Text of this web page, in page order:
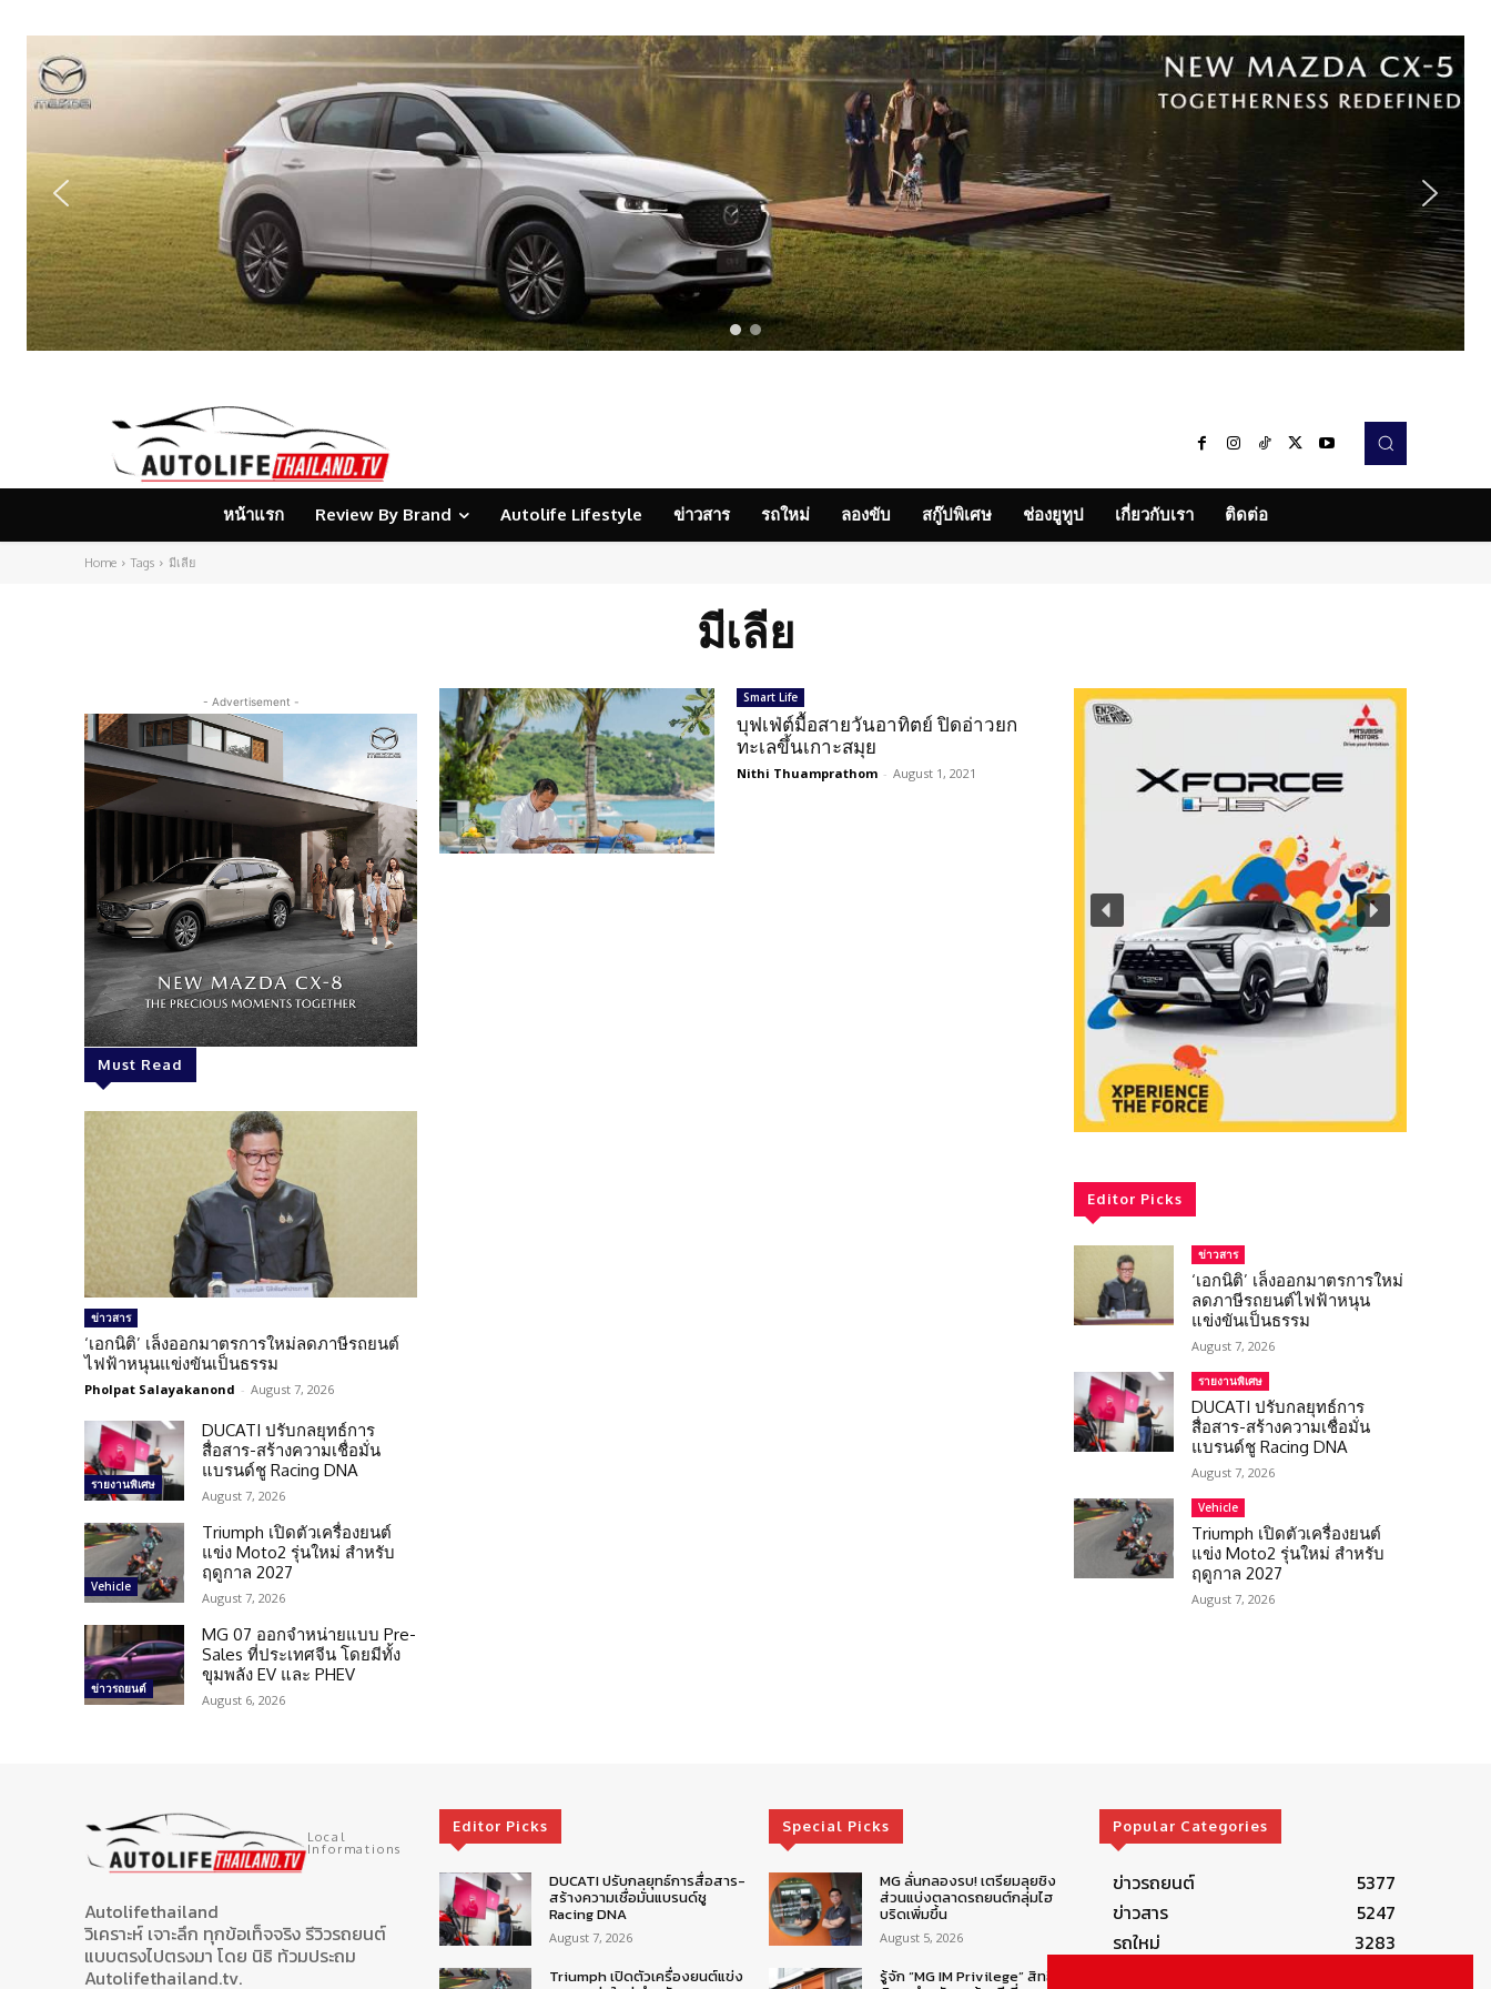
หน้าแรก Review By Brand Autolife Lifestyle ข่าวสาร รถใหม่ ลองขับ สกู๊ปพิเศษ ช่องยูทูป เกี่ยวกับเรา ติดต่อ
Home Tags มีเลีย
มีเลีย
- Advertisement -
Must Read
ข่าวสาร
‘เอกนิติ’ เล็งออกมาตรการใหม่ลดภาษีรถยนต์
ไฟฟ้าหนุนแข่งขันเป็นธรรม
Pholpat Salayakanond - August 7, 2026
รายงานพิเศษ
DUCATI ปรับกลยุทธ์การ
สื่อสาร-สร้างความเชื่อมั่น
แบรนด์ชู Racing DNA
August 7, 2026
Vehicle
Triumph เปิดตัวเครื่องยนต์
แข่ง Moto2 รุ่นใหม่ สำหรับ
ฤดูกาล 2027
August 7, 2026
ข่าวรถยนต์
MG 07 ออกจำหน่ายแบบ Pre-
Sales ที่ประเทศจีน โดยมีทั้ง
ขุมพลัง EV และ PHEV
August 6, 2026
Smart Life
บุฟเฟ่ต์มื้อสายวันอาทิตย์ ปิดอ่าวยก
ทะเลขึ้นเกาะสมุย
Nithi Thuamprathom - August 1, 2021
Editor Picks
ข่าวสาร
‘เอกนิติ’ เล็งออกมาตรการใหม่
ลดภาษีรถยนต์ไฟฟ้าหนุน
แข่งขันเป็นธรรม
August 7, 2026
รายงานพิเศษ
DUCATI ปรับกลยุทธ์การ
สื่อสาร-สร้างความเชื่อมั่น
แบรนด์ชู Racing DNA
August 7, 2026
Vehicle
Triumph เปิดตัวเครื่องยนต์
แข่ง Moto2 รุ่นใหม่ สำหรับ
ฤดูกาล 2027
August 7, 2026
Local
Informations
Autolifethailand
วิเคราะห์ เจาะลึก ทุกข้อเท็จจริง รีวิวรถยนต์
แบบตรงไปตรงมา โดย นิธิ ท้วมประถม
Autolifethailand.tv.
Editor Picks
DUCATI ปรับกลยุทธ์การสื่อสาร-
สร้างความเชื่อมั่นแบรนด์ชู
Racing DNA
August 7, 2026
Triumph เปิดตัวเครื่องยนต์แข่ง
Special Picks
MG ลั่นกลองรบ! เตรียมลุยชิง
ส่วนแบ่งตลาดรถยนต์กลุ่มไฮ
บริดเพิ่มขึ้น
August 5, 2026
รู้จัก “MG IM Privilege” สิทธิ
Popular Categories
ข่าวรถยนต์
5377
ข่าวสาร
5247
รถใหม่
3283